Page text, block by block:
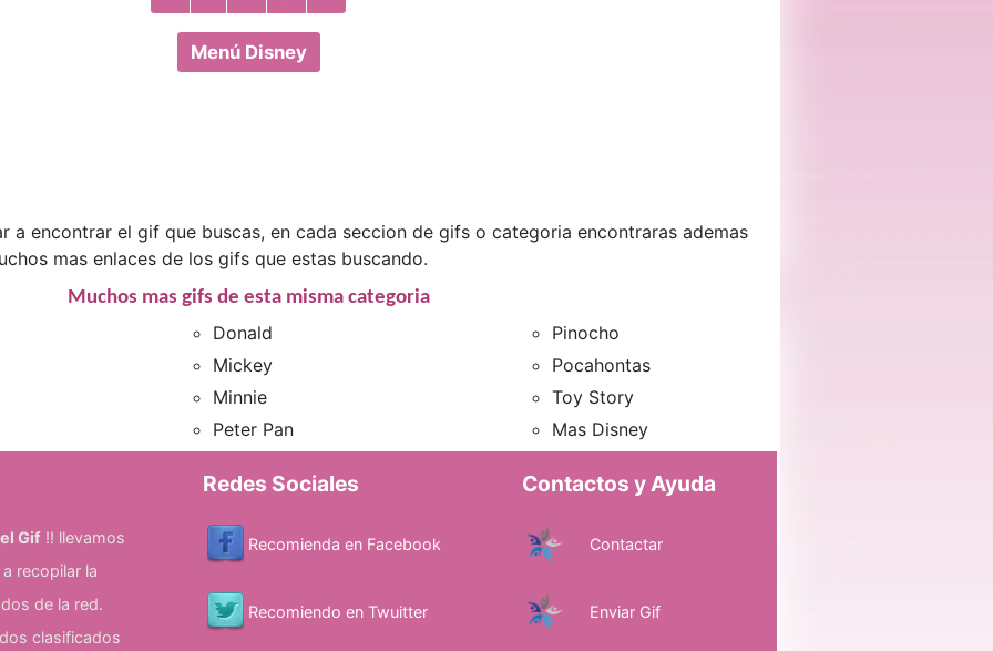
Menú Disney
a encontrar el gif que buscas, en cada seccion de gifs o categoria encontraras ademas
mas enlaces de los gifs que estas buscando.
Muchos mas gifs de esta misma categoria
Donald
Mickey
Minnie
Peter Pan
Pinocho
Pocahontas
Toy Story
Mas Disney
Gif!! llevamos
recopilar la
de la red.
clasificados
Redes Sociales
Recomienda en Facebook
Recomiendo en Twuitter
Contactos y Ayuda
Contactar
Enviar Gif